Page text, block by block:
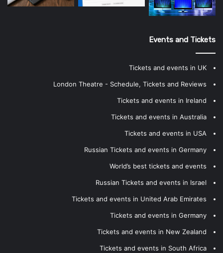
Events and Tickets
Tickets and events in UK
London Theatre - Schedule, Tickets and Reviews
Tickets and events in Ireland
Tickets and events in Australia
Tickets and events in USA
Russian Tickets and events in Germany
World’s best tickets and events
Russian Tickets and events in Israel
Tickets and events in United Arab Emirates
Tickets and events in Germany
Tickets and events in New Zealand
Tickets and events in South Africa